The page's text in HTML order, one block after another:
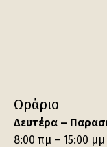
Ωράριο
Δευτέρα –
8:00 πμ – 15:00 μμ